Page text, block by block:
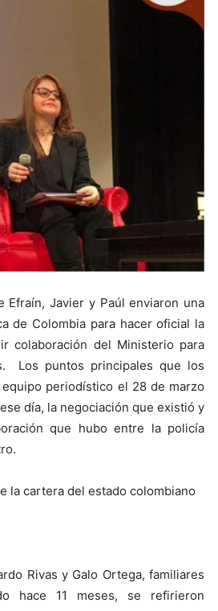
Javier y Paúl enviaron una
de Colombia para hacer oficial la
colaboración del Ministerio para
Los puntos principales que los
periodístico el 28 de marzo
día, la negociación que existió y
que hubo entre la policía
la cartera del estado colombiano
Rivas y Galo Ortega, familiares
hace 11 meses, se refirieron